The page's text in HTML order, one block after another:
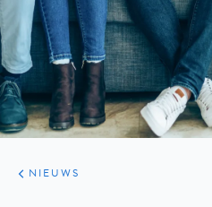
ARTIKELEN
HET
KORT
NIEUWS